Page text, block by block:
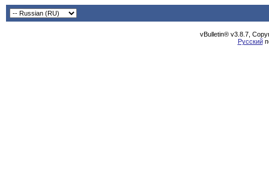
vBulletin® v3.8.7,
Русский